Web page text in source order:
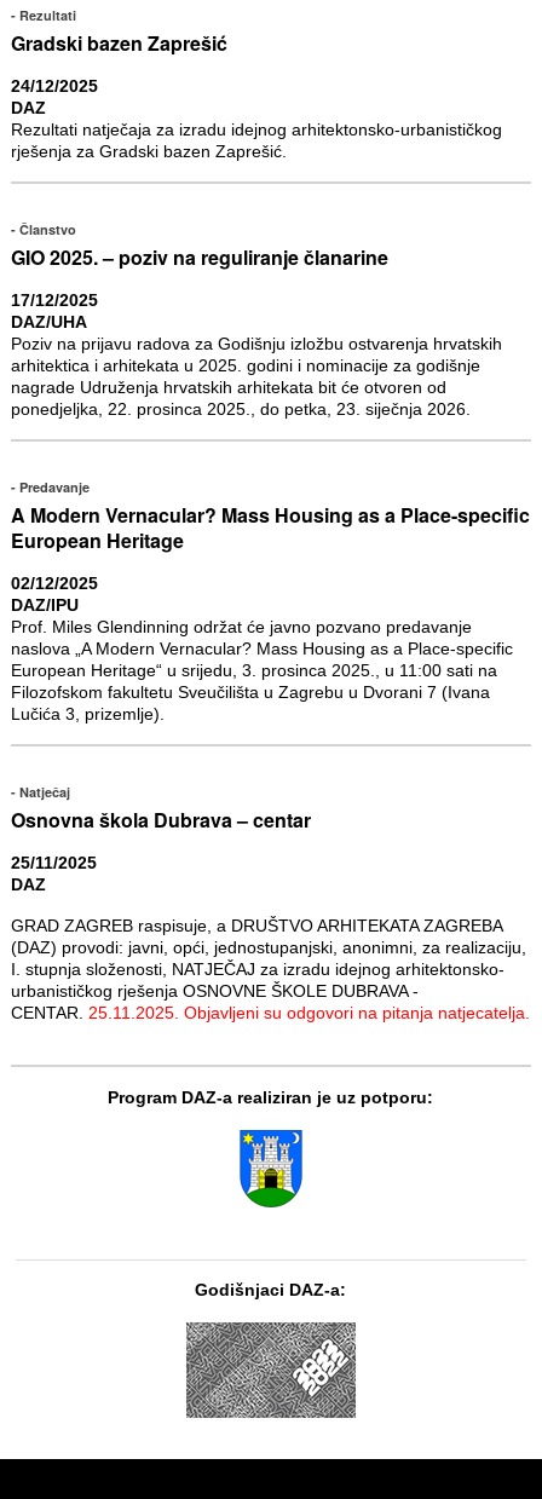
Rezultati
Gradski bazen Zaprešić
24/12/2025
DAZ
Rezultati natječaja za izradu idejnog arhitektonsko-urbanističkog
rješenja za Gradski bazen Zaprešić.
Članstvo
GIO 2025. – poziv na reguliranje članarine
17/12/2025
DAZ/UHA
Poziv na prijavu radova za Godišnju izložbu ostvarenja hrvatskih
arhitektica i arhitekata u 2025. godini i nominacije za godišnje
nagrade Udruženja hrvatskih arhitekata bit će otvoren od
ponedjeljka, 22. prosinca 2025., do petka, 23. siječnja 2026.
Predavanje
A Modern Vernacular? Mass Housing as a Place-specific
European Heritage
02/12/2025
DAZ/IPU
Prof. Miles Glendinning održat će javno pozvano predavanje
naslova „A Modern Vernacular? Mass Housing as a Place-specific
European Heritage“ u srijedu, 3. prosinca 2025., u 11:00 sati na
Filozofskom fakultetu Sveučilišta u Zagrebu u Dvorani 7 (Ivana
Lučića 3, prizemlje).
Natječaj
Osnovna škola Dubrava – centar
25/11/2025
DAZ
GRAD ZAGREB raspisuje, a DRUŠTVO ARHITEKATA ZAGREBA
(DAZ) provodi: javni, opći, jednostupanjski, anonimni, za realizaciju,
I. stupnja složenosti, NATJEČAJ za izradu idejnog arhitektonsko-
urbanističkog rješenja OSNOVNE ŠKOLE DUBRAVA -
CENTAR. 25.11.2025. Objavljeni su odgovori na pitanja natjecatelja.
Program DAZ-a realiziran je uz potporu:
Godišnjaci DAZ-a: